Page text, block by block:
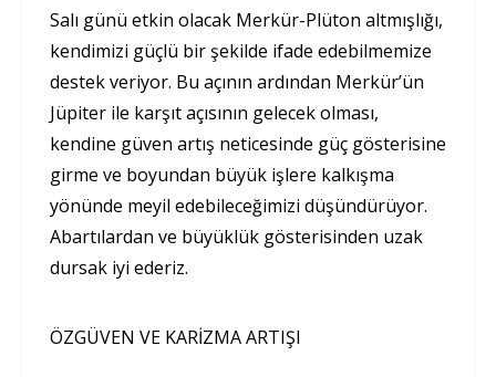
Salı günü etkin olacak Merkür-Plüton altmışlığı,
kendimizi güçlü bir şekilde ifade edebilmemize
destek veriyor. Bu açının ardından Merkür’ün
Jüpiter ile karşıt açısının gelecek olması,
kendine güven artış neticesinde güç gösterisine
girme ve boyundan büyük işlere kalkışma
yönünde meyil edebileceğimizi düşündürüyor.
Abartılardan ve büyüklük gösterisinden uzak
dursak iyi ederiz.
ÖZGÜVEN VE KARİZMA ARTIŞI